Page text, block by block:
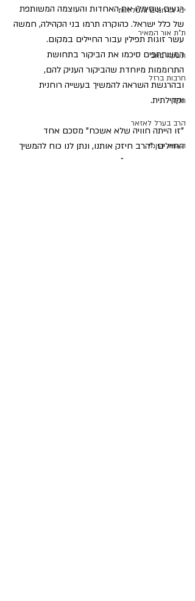
ימי הרחמים והסליחות
ת"ת אור המאיר
תשעה באב
חרבות ברזל
חולון
הרב בערל לאזאר
האוצר היומי
רגעים שסימלו את האחדות והעוצמה המשותפת
של כלל ישראל. כהוקרה תרמו בני הקהילה, חמשה
עשר זוגות תפילין עבור החיילים במקום.
המשתתפים סיכמו את הביקור בתחושת
התרוממות מיוחדת שהביקור העניק להם,
ובהרגשת השראה להמשיך בעשייה רוחנית
וקהילתית.
"זו הייתה חוויה שלא אשכח" מסכם אחד
החיילים, "הרב חיזק אותנו, ונתן לנו כוח להמשיך
בשמחה ובאמונה".